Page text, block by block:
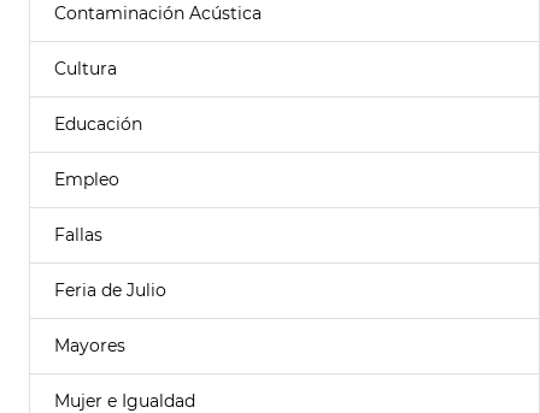
Contaminación Acústica
Cultura
Educación
Empleo
Fallas
Feria de Julio
Mayores
Mujer e Igualdad